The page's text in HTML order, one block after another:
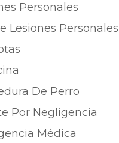
Personales
Lesiones Personales
De Perro
Por Negligencia
Médica